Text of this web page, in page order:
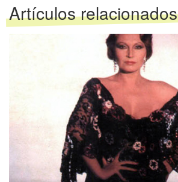
Artículos relacionados